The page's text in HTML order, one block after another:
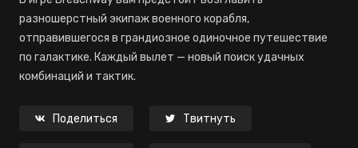
разношерстный экипаж военного корабля,
отправившегося в грандиозное одиночное путешествие
по галактике. Каждый вылет — новый поиск удачных
комбинаций и тактик.
Поделиться Твитнуть